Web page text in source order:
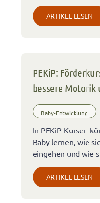
ARTIKEL LESEN
PEKiP:
bessere Motorik
Baby-Entwicklung
In PEKiP-Kursen
Baby lernen, wie
eingehen und wie
ARTIKEL LESEN